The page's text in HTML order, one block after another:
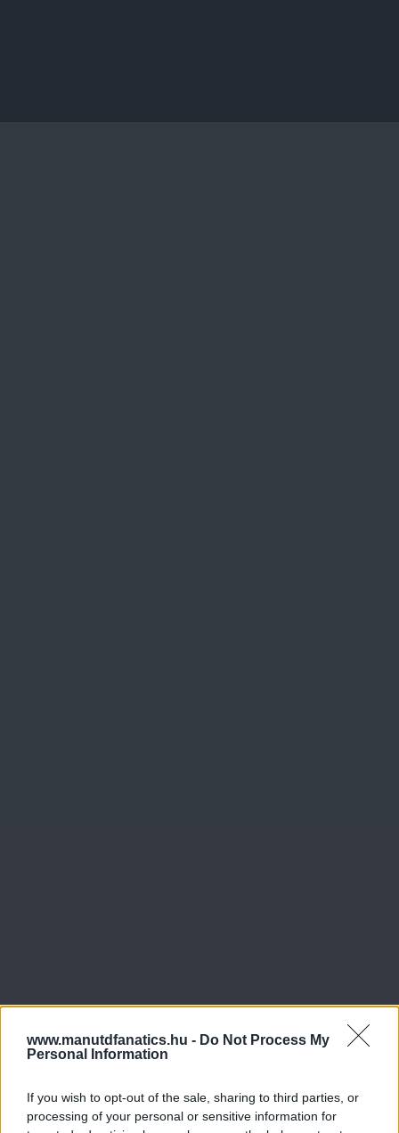
www.manutdfanatics.hu - Do Not Process My
Personal Information
If you wish to opt-out of the sale, sharing to third parties, or
processing of your personal or sensitive information for